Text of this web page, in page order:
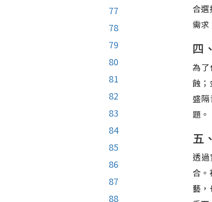
77
78
79
80
81
82
83
84
85
86
87
88
合
需
四
為
蝕
盛
題。
五
透
合
藝